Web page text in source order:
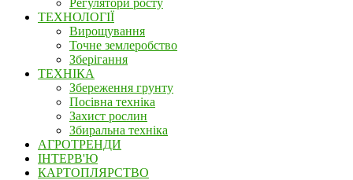
Регулятори росту
ТЕХНОЛОГІЇ
Вирощування
Точне землеробство
Зберігання
ТЕХНІКА
Збереження грунту
Посівна техніка
Захист рослин
Збиральна техніка
АГРОТРЕНДИ
ІНТЕРВ'Ю
КАРТОПЛЯРСТВО